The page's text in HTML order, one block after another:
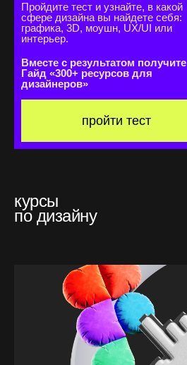
Пройдите тест и узнайте, в какой
сфере дизайна вы найдете себя:
графика, 3D, моушн, UX/UI или
интерьер.
Вместе с результатом получите
Гайд «300+ ресурсов для
дизайнеров»
пройти тест
курсы
по дизайну